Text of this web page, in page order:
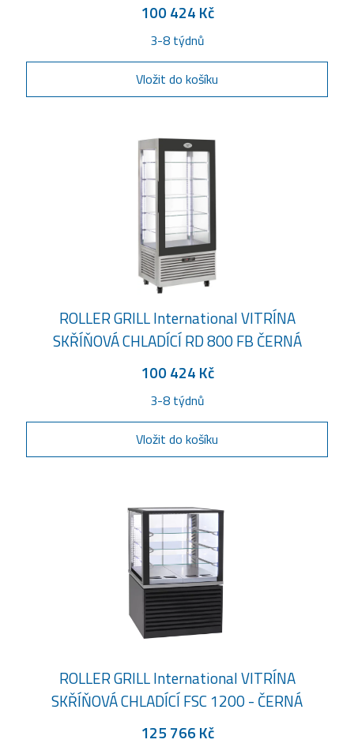
100 424 Kč
3-8 týdnů
Vložit do košíku
ROLLER GRILL International VITRÍNA
SKŘÍŇOVÁ CHLADÍCÍ RD 800 FB ČERNÁ
100 424 Kč
3-8 týdnů
Vložit do košíku
ROLLER GRILL International VITRÍNA
SKŘÍŇOVÁ CHLADÍCÍ FSC 1200 - ČERNÁ
125 766 Kč